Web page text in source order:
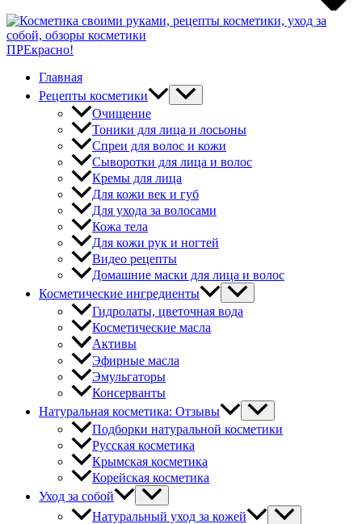
ПРЕкрасно!
Главная
Рецепты косметики
Очищение
Тоники для лица и лосьоны
Спреи для волос и кожи
Сыворотки для лица и волос
Кремы для лица
Для кожи век и губ
Для ухода за волосами
Кожа тела
Для кожи рук и ногтей
Видео рецепты
Домашние маски для лица и волос
Косметические ингредиенты
Гидролаты, цветочная вода
Косметические масла
Активы
Эфирные масла
Эмульгаторы
Консерванты
Натуральная косметика: Отзывы
Подборки натуральной косметики
Русская косметика
Крымская косметика
Корейская косметика
Уход за собой
Натуральный уход за кожей